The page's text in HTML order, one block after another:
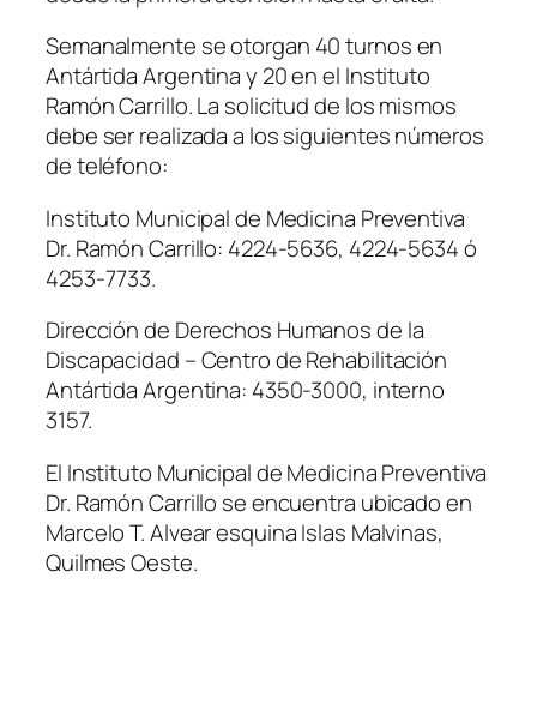
Semanalmente se otorgan 40 turnos en
Antártida Argentina y 20 en el Instituto
Ramón Carrillo. La solicitud de los mismos
debe ser realizada a los siguientes números
de teléfono:
Instituto Municipal de Medicina Preventiva
Dr. Ramón Carrillo: 4224-5636, 4224-5634 ó
4253-7733.
Dirección de Derechos Humanos de la
Discapacidad – Centro de Rehabilitación
Antártida Argentina: 4350-3000, interno
3157.
El Instituto Municipal de Medicina Preventiva
Dr. Ramón Carrillo se encuentra ubicado en
Marcelo T. Alvear esquina Islas Malvinas,
Quilmes Oeste.